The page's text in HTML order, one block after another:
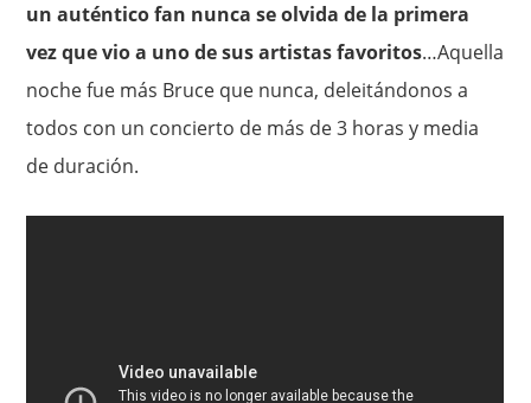
un auténtico fan nunca se olvida de la primera
vez que vio a uno de sus artistas favoritos…Aquella
noche fue más Bruce que nunca, deleitándonos a
todos con un concierto de más de 3 horas y media
de duración.